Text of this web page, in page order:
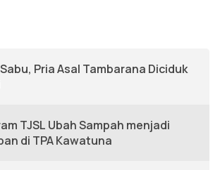
Pria Asal Tambarana Diciduk
TJSL Ubah Sampah menjadi
di TPA Kawatuna